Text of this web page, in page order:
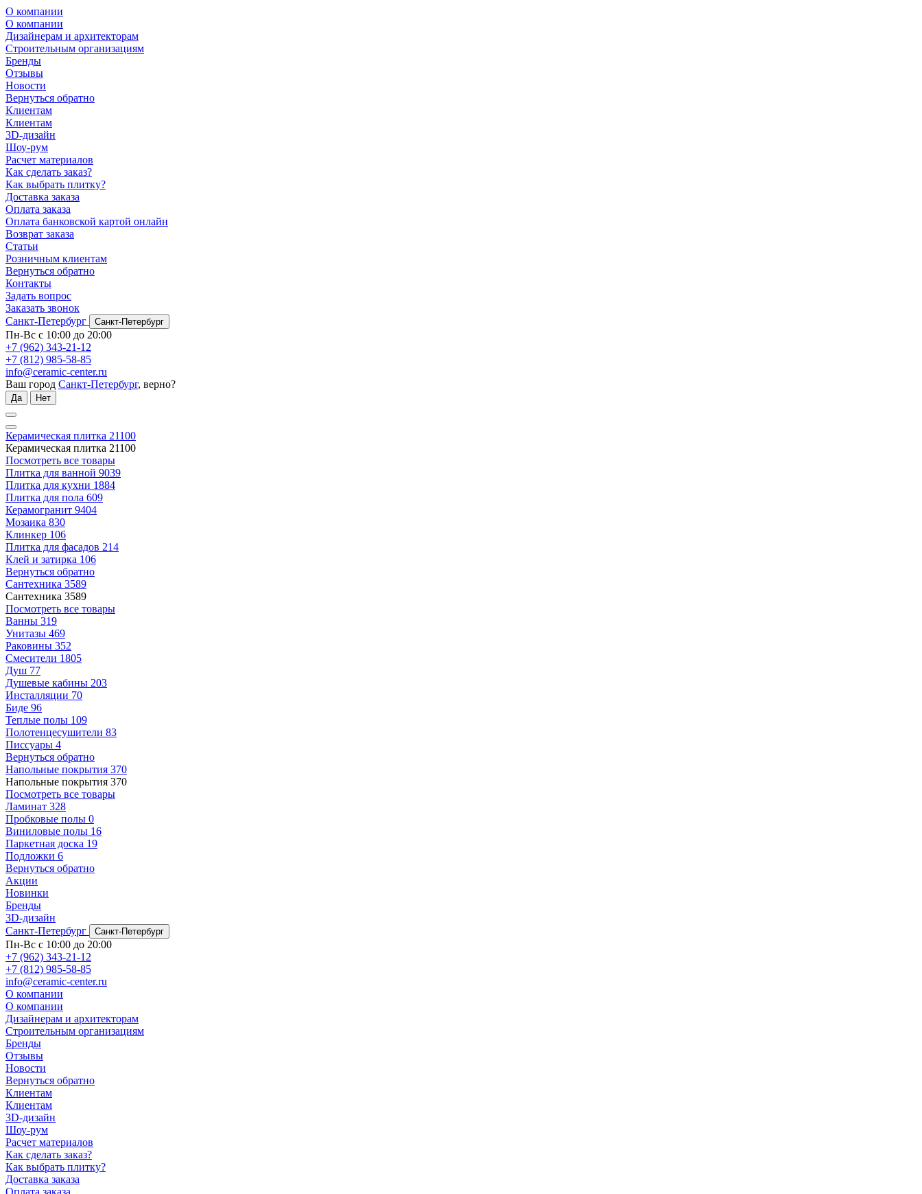
О компании
О компании
Дизайнерам и архитекторам
Строительным организациям
Бренды
Отзывы
Новости
Вернуться обратно
Клиентам
Клиентам
3D-дизайн
Шоу-рум
Расчет материалов
Как сделать заказ?
Как выбрать плитку?
Доставка заказа
Оплата заказа
Оплата банковской картой онлайн
Возврат заказа
Статьи
Розничным клиентам
Вернуться обратно
Контакты
Задать вопрос
Заказать звонок
Санкт-Петербург
Санкт-Петербург
Пн-Вс с 10:00 до 20:00
+7 (962) 343-21-12
+7 (812) 985-58-85
info@ceramic-center.ru
Ваш город Санкт-Петербург, верно?
Да Нет
Керамическая плитка 21100
Керамическая плитка 21100
Посмотреть все товары
Плитка для ванной 9039
Плитка для кухни 1884
Плитка для пола 609
Керамогранит 9404
Мозаика 830
Клинкер 106
Плитка для фасадов 214
Клей и затирка 106
Вернуться обратно
Сантехника 3589
Сантехника 3589
Посмотреть все товары
Ванны 319
Унитазы 469
Раковины 352
Смесители 1805
Душ 77
Душевые кабины 203
Инсталляции 70
Биде 96
Теплые полы 109
Полотенцесушители 83
Писсуары 4
Вернуться обратно
Напольные покрытия 370
Напольные покрытия 370
Посмотреть все товары
Ламинат 328
Пробковые полы 0
Виниловые полы 16
Паркетная доска 19
Подложки 6
Вернуться обратно
Акции
Новинки
Бренды
3D-дизайн
Санкт-Петербург
Санкт-Петербург
Пн-Вс с 10:00 до 20:00
+7 (962) 343-21-12
+7 (812) 985-58-85
info@ceramic-center.ru
О компании
О компании
Дизайнерам и архитекторам
Строительным организациям
Бренды
Отзывы
Новости
Вернуться обратно
Клиентам
Клиентам
3D-дизайн
Шоу-рум
Расчет материалов
Как сделать заказ?
Как выбрать плитку?
Доставка заказа
Оплата заказа